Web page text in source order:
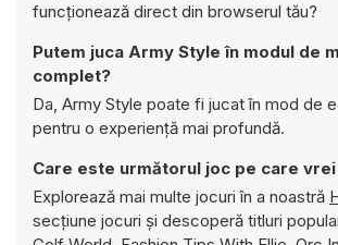
funcționează direct din browserul tău?
Putem juca Army Style în modul de
complet?
Da, Army Style poate fi jucat în mod de
pentru o experiență mai profundă.
Care este următorul joc pe care
Explorează mai multe jocuri în a noastră
secțiune jocuri și descoperă titluri